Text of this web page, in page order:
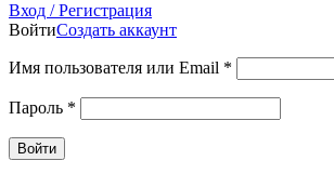
Вход / Регистрация
ВойтиСоздать аккаунт
Имя пользователя или Email *
Пароль *
Войти